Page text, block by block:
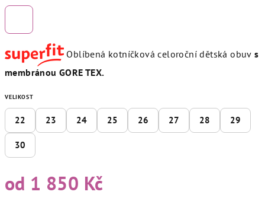
Oblíbená kotníčková celoroční dětská obuv s
membránou GORE TEX.
VELIKOST
22 23 24 25 26 27 28 29
30
od 1 850 Kč